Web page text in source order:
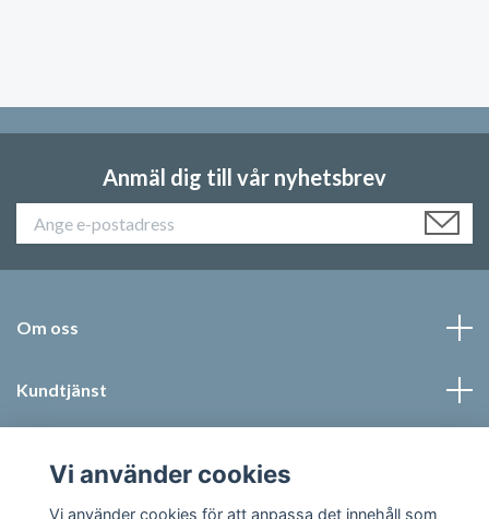
Anmäl dig till vår nyhetsbrev
Om oss
Kundtjänst
Social Media
Vi använder cookies
Vi använder cookies för att anpassa det innehåll som